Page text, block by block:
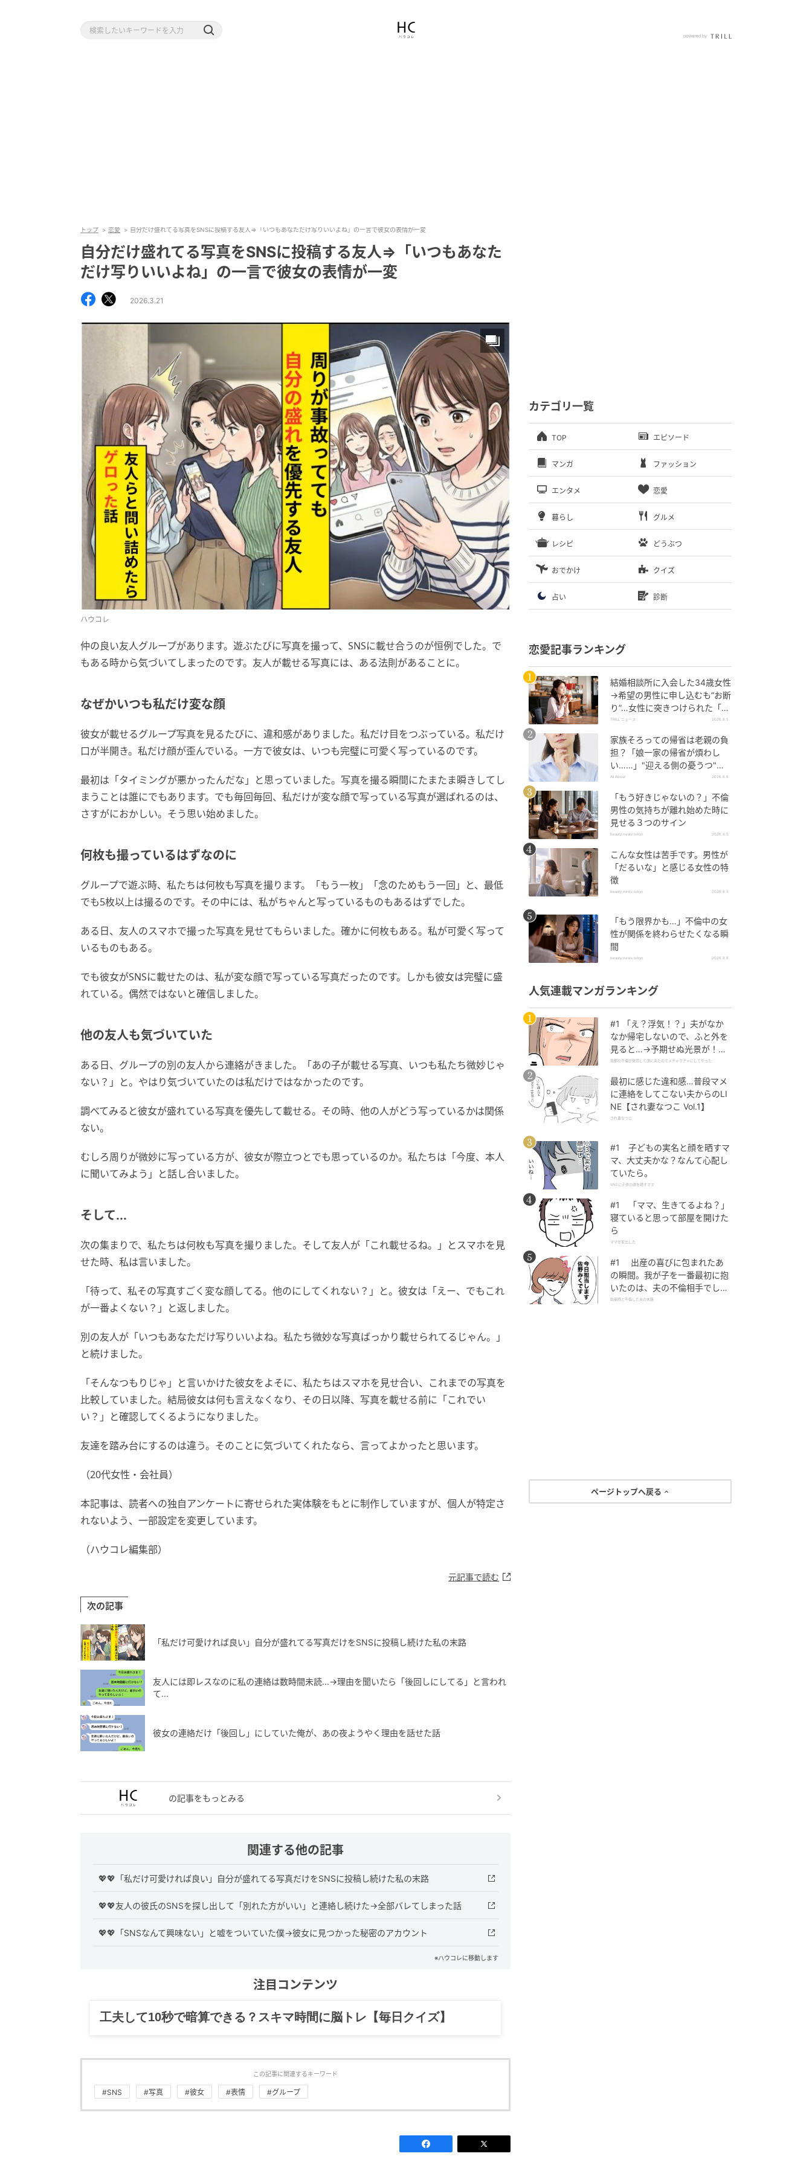
トップ 恋愛 自分だけ盛れてる写真をSNSに投稿する友人⇒「いつもあなただけ写りいいよね」の一言で彼女の表情が一変
自分だけ盛れてる写真をSNSに投稿する友人⇒「いつもあなた
だけ写りいいよね」の一言で彼女の表情が一変
2026.3.21
ハウコレ
仲の良い友人グループがあります。遊ぶたびに写真を撮って、SNSに載せ合うのが恒例でした。で
もある時から気づいてしまったのです。友人が載せる写真には、ある法則があることに。
なぜかいつも私だけ変な顔
彼女が載せるグループ写真を見るたびに、違和感がありました。私だけ目をつぶっている。私だけ
口が半開き。私だけ顔が歪んでいる。一方で彼女は、いつも完璧に可愛く写っているのです。
最初は「タイミングが悪かったんだな」と思っていました。写真を撮る瞬間にたまたま瞬きしてし
まうことは誰にでもあります。でも毎回毎回、私だけが変な顔で写っている写真が選ばれるのは、
さすがにおかしい。そう思い始めました。
何枚も撮っているはずなのに
グループで遊ぶ時、私たちは何枚も写真を撮ります。「もう一枚」「念のためもう一回」と、最低
でも5枚以上は撮るのです。その中には、私がちゃんと写っているものもあるはずでした。
ある日、友人のスマホで撮った写真を見せてもらいました。確かに何枚もある。私が可愛く写って
いるものもある。
でも彼女がSNSに載せたのは、私が変な顔で写っている写真だったのです。しかも彼女は完璧に盛
れている。偶然ではないと確信しました。
他の友人も気づいていた
ある日、グループの別の友人から連絡がきました。「あの子が載せる写真、いつも私たち微妙じゃ
ない？」と。やはり気づいていたのは私だけではなかったのです。
調べてみると彼女が盛れている写真を優先して載せる。その時、他の人がどう写っているかは関係
ない。
むしろ周りが微妙に写っている方が、彼女が際立つとでも思っているのか。私たちは「今度、本人
に聞いてみよう」と話し合いました。
そして...
次の集まりで、私たちは何枚も写真を撮りました。そして友人が「これ載せるね。」とスマホを見
せた時、私は言いました。
「待って、私その写真すごく変な顔してる。他のにしてくれない？」と。彼女は「えー、でもこれ
が一番よくない？」と返しました。
別の友人が「いつもあなただけ写りいいよね。私たち微妙な写真ばっかり載せられてるじゃん。」
と続けました。
「そんなつもりじゃ」と言いかけた彼女をよそに、私たちはスマホを見せ合い、これまでの写真を
比較していました。結局彼女は何も言えなくなり、その日以降、写真を載せる前に「これでい
い？」と確認してくるようになりました。
友達を踏み台にするのは違う。そのことに気づいてくれたなら、言ってよかったと思います。
（20代女性・会社員）
本記事は、読者への独自アンケートに寄せられた実体験をもとに制作していますが、個人が特定さ
れないよう、一部設定を変更しています。
（ハウコレ編集部）
元記事で読む
次の記事
「私だけ可愛ければ良い」自分が盛れてる写真だけをSNSに投稿し続けた私の末路
友人には即レスなのに私の連絡は数時間未読...→理由を聞いたら「後回しにしてる」と言われ
て...
彼女の連絡だけ「後回し」にしていた俺が、あの夜ようやく理由を話せた話
の記事をもっとみる
関連する他の記事
💖💖「私だけ可愛ければ良い」自分が盛れてる写真だけをSNSに投稿し続けた私の末路
💖💖友人の彼氏のSNSを探し出して「別れた方がいい」と連絡し続けた→全部バレてしまった話
💖💖「SNSなんて興味ない」と嘘をついていた僕→彼女に見つかった秘密のアカウント
※ハウコレに移動します
注目コンテンツ
グルメ、ギャグ、子育て、旅行記……全部、読めます。
この記事に関連するキーワード
#SNS #写真 #彼女 #表情 #グループ
カテゴリ一覧
TOP エピソード
マンガ ファッション
エンタメ 恋愛
暮らし グルメ
レシピ どうぶつ
おでかけ クイズ
占い 診断
恋愛記事ランキング
結婚相談所に入会した34歳女性
→希望の男性に申し込むも“お断
り”…女性に突きつけられた「高
望み」以上の残酷な原因とは？
TRILL ニュース 2026.8.5
家族そろっての帰省は老親の負
担？「娘一家の帰省が煩わし
い……」"迎える側の憂うつ"の
正体と対処法
All About 2026.8.6
「もう好きじゃないの？」不倫
男性の気持ちが離れ始めた時に
見せる３つのサイン
beauty news tokyo 2026.8.5
こんな女性は苦手です。男性が
「だるいな」と感じる女性の特
徴
beauty news tokyo 2026.8.5
「もう限界かも…」不倫中の女
性が関係を終わらせたくなる瞬
間
beauty news tokyo 2026.8.6
人気連載マンガランキング
#1 「え？浮気！？」夫がなか
なか帰宅しないので、ふと外を
見ると…→予期せぬ光景が！｜
旦那の不倫が発覚して頭に来た
旦那の不倫が発覚して頭に来たのでメチャクチャにしてやった
最初に感じた違和感…普段マメ
に連絡をしてこない夫からのLI
NE【され妻なつこ Vol.1】
され妻なつこ
#1 子どもの実名と顔を晒すマ
マ、大丈夫かな？なんて心配し
ていたら。
SNSに子供の顔を晒すママ
#1 「ママ、生きてるよね？」
寝ていると思って部屋を開けた
ら
ママが家出した
#1 出産の喜びに包まれたあ
の瞬間。我が子を一番最初に抱
いたのは、夫の不倫相手でし
た。
助産師と不倫した夫の末路
ページトップへ戻る